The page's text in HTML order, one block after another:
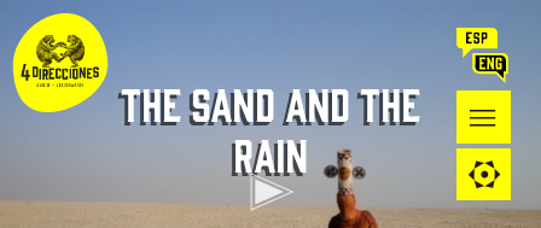
The Sand and The
rain